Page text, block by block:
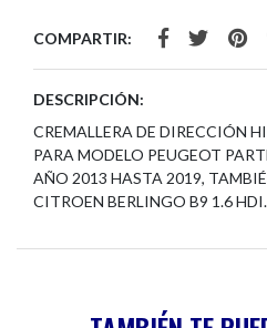
COMPARTIR:
DESCRIPCIÓN:
CREMALLERA DE DIRECCIÓN
PARA MODELO PEUGEOT
AÑO 2013 HASTA 2019,
CITROEN BERLINGO B9 1.6 HDI.